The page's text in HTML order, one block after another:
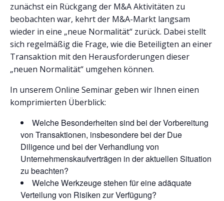
zunächst ein Rückgang der M&A Aktivitäten zu
beobachten war, kehrt der M&A-Markt langsam
wieder in eine „neue Normalität“ zurück. Dabei stellt
sich regelmäßig die Frage, wie die Beteiligten an einer
Transaktion mit den Herausforderungen dieser
„neuen Normalität“ umgehen können.
In unserem Online Seminar geben wir Ihnen einen
komprimierten Überblick:
Welche Besonderheiten sind bei der Vorbereitung
von Transaktionen, insbesondere bei der Due
Diligence und bei der Verhandlung von
Unternehmenskaufverträgen in der aktuellen Situation
zu beachten?
Welche Werkzeuge stehen für eine adäquate
Verteilung von Risiken zur Verfügung?